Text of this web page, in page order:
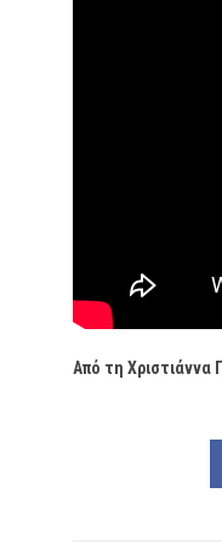
Από τη Χριστιάννα